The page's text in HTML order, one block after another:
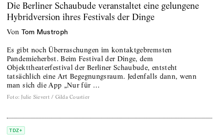
Die Berliner Schaubude veranstaltet eine gelungene
Hybridversion ihres Festivals der Dinge
von Tom Mustroph
Es gibt noch Überraschungen im kontaktgebremsten
Pandemieherbst. Beim Festival der Dinge, dem
Objekttheaterfestival der Berliner Schaubude, entsteht
tatsächlich eine Art ­Begegnungsraum. Jedenfalls dann, wenn
man sich die App „Nur für …
Foto: Julie Sievert / Gilda Coustier
TDZ+